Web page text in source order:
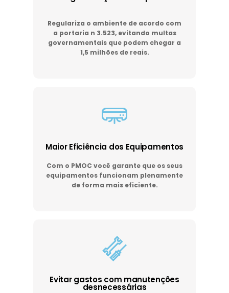
Regulariza o ambiente de acordo com
a portaria n 3.523, evitando multas
governamentais que podem chegar a
1,5 milhões de reais.
Maior Eficiência dos Equipamentos
Com o PMOC você garante que os seus
equipamentos funcionam plenamente
de forma mais eficiente.
Evitar gastos com manutenções
desnecessárias